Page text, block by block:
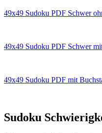
49x49 Sudoku PDF Schwer
49x49 Sudoku PDF Schwer
49x49 Sudoku PDF mit
Sudoku